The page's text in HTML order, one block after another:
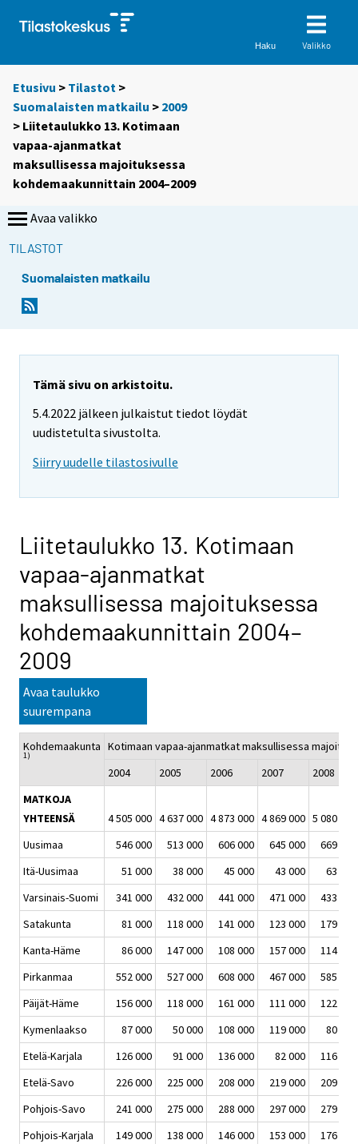
Haku Valikko
Etusivu > Tilastot >
Suomalaisten matkailu > 2009
> Liitetaulukko 13. Kotimaan
vapaa-ajanmatkat
maksullisessa majoituksessa
kohdemaakunnittain 2004–2009
Avaa valikko
TILASTOT
Suomalaisten matkailu
Tämä sivu on arkistoitu.
5.4.2022 jälkeen julkaistut tiedot löydät
uudistetulta sivustolta.
Siirry uudelle tilastosivulle
Liitetaulukko 13. Kotimaan
vapaa-ajanmatkat
maksullisessa majoituksessa
kohdemaakunnittain 2004–
2009
Avaa taulukko
suurempana
Kohdemaakunta
1)
Kotimaan vapaa-ajanmatkat maksullisessa
2004
2005 2006 2007
2008
MATKOJA
YHTEENSÄ
4 505 000 4 637 000 4 873 000 4 869 000 5 080 000
Uusimaa
546 000 513 000 606 000 645 000
669 000
Itä-Uusimaa
51 000 38 000 45 000 43 000
63 000
Varsinais-Suomi
341 000 432 000 441 000 471 000
433 000
Satakunta
81 000 118 000 141 000 123 000
179 000
Kanta-Häme
86 000 147 000 108 000 157 000
114 000
Pirkanmaa
552 000 527 000 608 000 467 000
585 000
Päijät-Häme
156 000 118 000 161 000 111 000
122 000
Kymenlaakso
87 000 50 000 108 000 119 000
80 000
Etelä-Karjala
126 000 91 000 136 000 82 000
116 000
Etelä-Savo
226 000 225 000 208 000 219 000
209 000
Pohjois-Savo
241 000 275 000 288 000 297 000
279 000
Pohjois-Karjala
149 000 138 000 146 000 153 000
176 000